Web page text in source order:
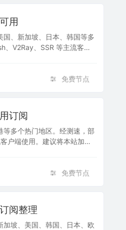
用
、新加坡、日本、韩国等多
V2Ray、SSR 等主流客户
免费节点
订阅
多个热门地区。经测速，部
户端使用。建议将本站加入
免费节点
阅整理
坡、美国、韩国、日本、欧